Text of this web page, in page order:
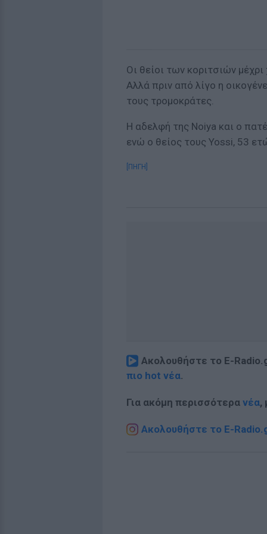
Οι θείοι των κοριτσιών
Αλλά πριν από λίγο η
τους τρομοκράτες.
Η αδελφή της Noiya και ο
ενώ ο θείος τους Yossi, 53
[ΠΗΓΗ]
Ακολουθήστε το E-
πιο hot νέα.
Για ακόμη περισσότερα νέα,
Ακολουθήστε το E-